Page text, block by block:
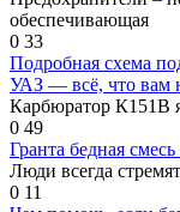
обеспечивающая
0 33
Подробная схема
УАЗ — всё, что вам
Карбюратор К151В
0 49
Гранта бедная
Люди всегда
0 11